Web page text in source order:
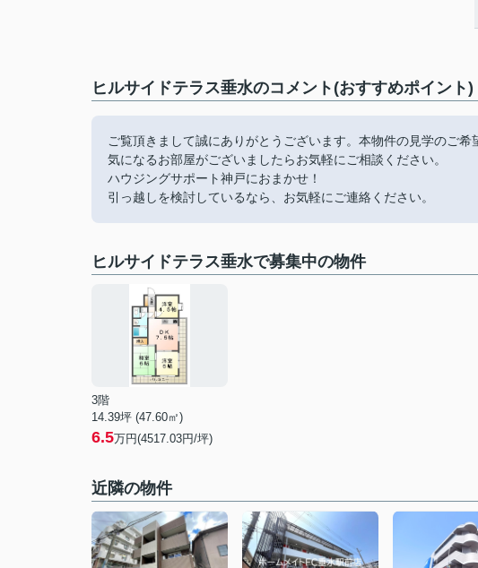
ヒルサイドテラス垂水のコメント(おすすめポイント)
ご覧頂きまして誠にありがとうございます。本物件の見学のご
気になるお部屋がございましたらお気軽にご相談ください。
ハウジングサポート神戸におまかせ！
引っ越しを検討しているなら、お気軽にご連絡ください。
ヒルサイドテラス垂水で募集中の物件
3階
14.39坪 (47.60㎡)
6.5万円(4517.03円/坪)
近隣の物件